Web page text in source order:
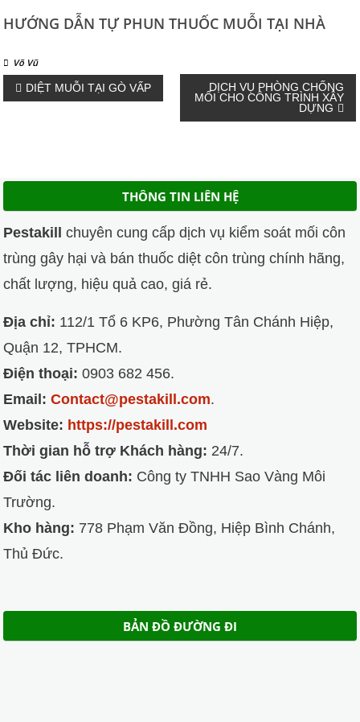
HƯỚNG DẪN TỰ PHUN THUỐC MUỖI TẠI NHÀ
Võ Vũ
Điều
viết
DIỆT MUỖI TẠI GÒ VẤP
DỊCH VỤ PHÒNG CHỐNG
MỐI CHO CÔNG TRÌNH XÂY
DỰNG
THÔNG TIN LIÊN HỆ
Pestakill
chuyên cung cấp dịch vụ kiểm soát mối côn
trùng gây hại và bán thuốc diệt côn trùng chính hãng,
chất lượng, hiệu quả cao, giá rẻ.
Địa chỉ: 112/1 Tổ 6 KP6, Phường Tân Chánh Hiệp,
Quận 12, TPHCM.
Điện thoại: 0903 682 456.
Email: Contact@pestakill.com.
Website: https://pestakill.com
Thời gian hỗ trợ Khách hàng: 24/7.
Đối tác liên doanh: Công ty TNHH Sao Vàng Môi
Trường.
Kho hàng: 778 Phạm Văn Đồng, Hiệp Bình Chánh,
Thủ Đức.
BẢN ĐỒ ĐƯỜNG ĐI